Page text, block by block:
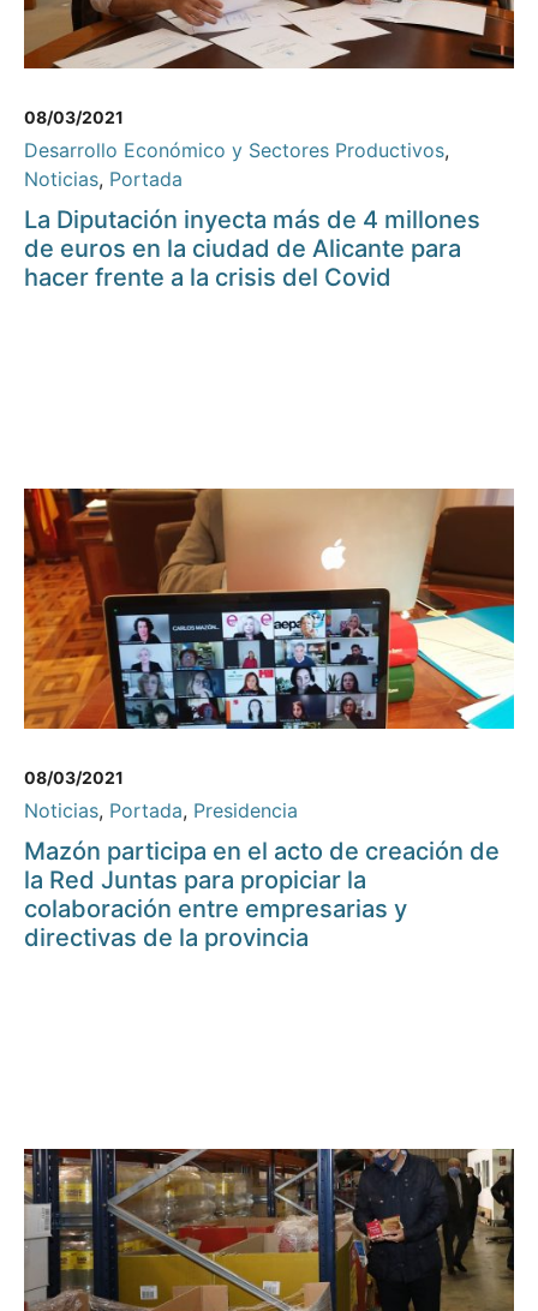
08/03/2021
Desarrollo Económico y Sectores Productivos,
Noticias, Portada
La Diputación inyecta más de 4 millones
de euros en la ciudad de Alicante para
hacer frente a la crisis del Covid
08/03/2021
Noticias, Portada, Presidencia
Mazón participa en el acto de creación de
la Red Juntas para propiciar la
colaboración entre empresarias y
directivas de la provincia